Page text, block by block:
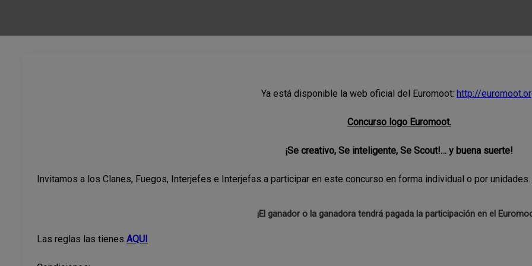
Ya está disponible la web oficial del Euromoot: http://
Concurso logo Euromoot.
¡Se creativo, Se inteligente, Se Scout!… y buena suerte!
Invitamos a los Clanes, Fuegos, Interjefes e Interjefas a participar en este concurso en forma individual o por unidades.
¡El ganador o la ganadora tendrá pagada la participación en el
Las reglas las tienes AQUI